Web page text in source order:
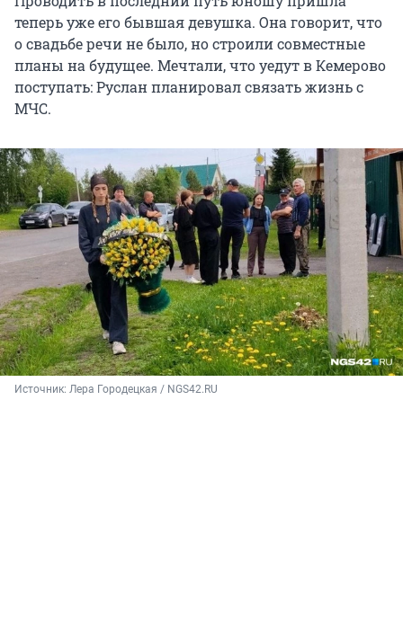
теперь уже его бывшая девушка. Она говорит, что
о свадьбе речи не было, но строили совместные
планы на будущее. Мечтали, что уедут в Кемерово
поступать: Руслан планировал связать жизнь с
МЧС.
Источник: Лера Городецкая / NGS42.RU